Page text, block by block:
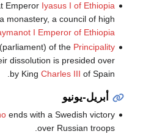
Emperor Iyasus I of Ethiopia
monastery, a council of high
I Emperor of Ethiopia
of the Principality
dissolution is presided over
by King Charles III of Spain.
أبريل-يونيو
ends with a Swedish victory
over Russian troops.